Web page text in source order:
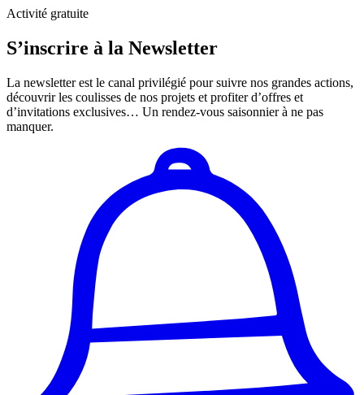
Activité gratuite
S’inscrire à la Newsletter
La newsletter est le canal privilégié pour suivre nos grandes actions,
découvrir les coulisses de nos projets et profiter d’offres et
d’invitations exclusives… Un rendez-vous saisonnier à ne pas
manquer.